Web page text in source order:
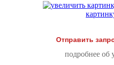
Отправить
подробнее об